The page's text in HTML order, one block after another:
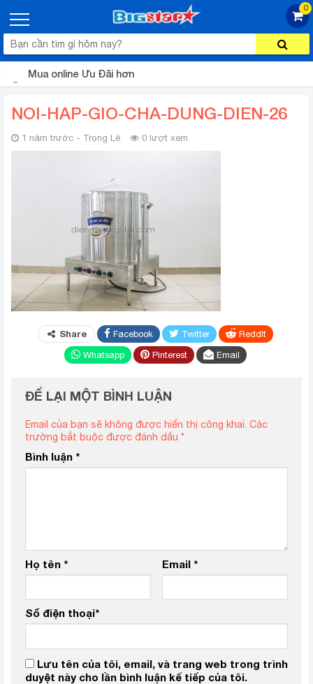
0
Mua online Ưu Đãi hơn
NOI-HAP-GIO-CHA-DUNG-DIEN-26
1 năm trước - Trọng Lê 0 lượt xem
Share Facebook Twitter
ReddIt
Whatsapp
Pinterest Email
ĐỂ LẠI MỘT BÌNH LUẬN
Email của bạn sẽ không được hiển thị công khai. Các
trường bắt buộc được đánh dấu *
Bình luận *
Họ tên * Email *
Số điện thoại*
Lưu tên của tôi, email, và trang web trong trình
duyệt này cho lần bình luận kế tiếp của tôi.